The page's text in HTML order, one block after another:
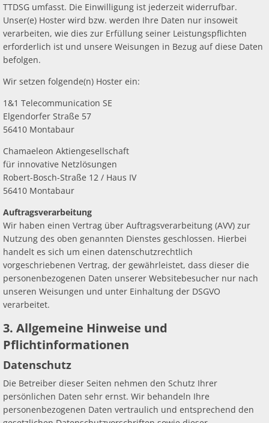
TTDSG umfasst. Die Einwilligung ist jederzeit widerrufbar.
Unser(e) Hoster wird bzw. werden Ihre Daten nur insoweit
verarbeiten, wie dies zur Erfüllung seiner Leistungspflichten
erforderlich ist und unsere Weisungen in Bezug auf diese Daten
befolgen.
Wir setzen folgende(n) Hoster ein:
1&1 Telecommunication SE
Elgendorfer Straße 57
56410 Montabaur
Chamaeleon Aktiengesellschaft
für innovative Netzlösungen
Robert-Bosch-Straße 12 / Haus IV
56410 Montabaur
Auftragsverarbeitung
Wir haben einen Vertrag über Auftragsverarbeitung (AVV) zur
Nutzung des oben genannten Dienstes geschlossen. Hierbei
handelt es sich um einen datenschutzrechtlich
vorgeschriebenen Vertrag, der gewährleistet, dass dieser die
personenbezogenen Daten unserer Websitebesucher nur nach
unseren Weisungen und unter Einhaltung der DSGVO
verarbeitet.
3. Allgemeine Hinweise und
Pflichtinformationen
Datenschutz
Die Betreiber dieser Seiten nehmen den Schutz Ihrer
persönlichen Daten sehr ernst. Wir behandeln Ihre
personenbezogenen Daten vertraulich und entsprechend den